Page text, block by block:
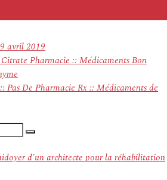
avril 2019
Pharmacie :: Médicaments Bon
Pas De Pharmacie Rx :: Médicaments de
Recherche
d’un architecte pour la réhabilitation